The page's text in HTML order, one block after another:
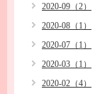
2020-09（2）
2020-08（1）
2020-07（1）
2020-03（1）
2020-02（4）